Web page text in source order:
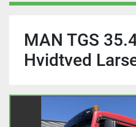
MAN TGS
Hvidtved